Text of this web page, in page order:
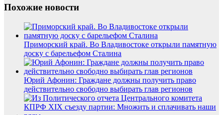
Похожие новости
Приморский край. Во Владивостоке открыли памятную
доску с барельефом Сталина
Юрий Афонин: Граждане должны получить право
действительно свободно выбирать глав регионов